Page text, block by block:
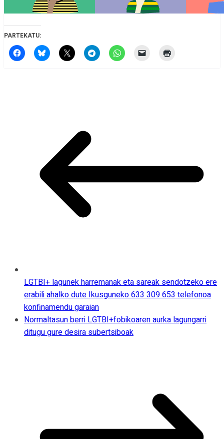
PARTEKATU:
LGTBI+ lagunek harremanak eta sareak sendotzeko ere
erabili ahalko dute Ikusguneko 633 309 653 telefonoa
konfinamendu garaian
Normaltasun berri LGTBI+fobikoaren aurka lagungarri
ditugu gure desira subertsiboak